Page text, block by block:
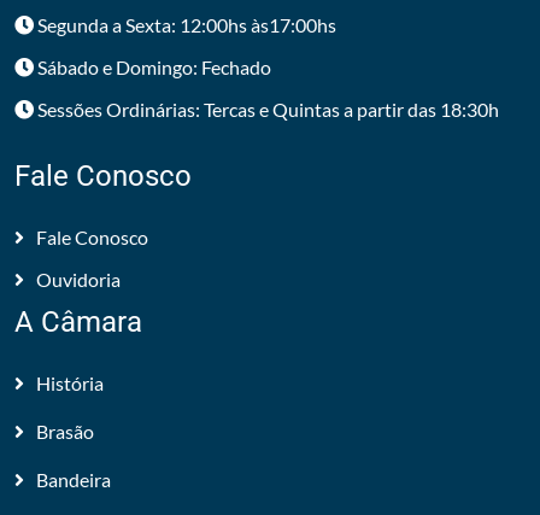
Segunda a Sexta: 12:00hs às17:00hs
Sábado e Domingo: Fechado
Sessões Ordinárias: Tercas e Quintas a partir das 18:30h
Fale Conosco
Fale Conosco
Ouvidoria
A Câmara
História
Brasão
Bandeira